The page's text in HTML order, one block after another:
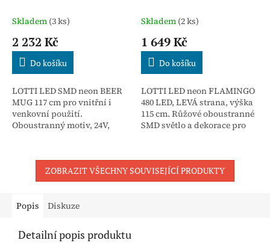
Skladem (3 ks)
2 232 Kč
Do košíku
LOTTI LED SMD neon BEER
MUG 117 cm pro vnitřní i
venkovní použití.
Oboustranný motiv, 24V,
párty a letní akce.
Skladem (2 ks)
1 649 Kč
Do košíku
LOTTI LED neon FLAMINGO
480 LED, LEVÁ strana, výška
115 cm. Růžové oboustranné
SMD světlo a dekorace pro
ZOBRAZIT VŠECHNY SOUVISEJÍCÍ PRODUKTY
Popis Diskuze
Detailní popis produktu